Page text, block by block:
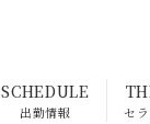
SCHEDULE
出勤情報 セ